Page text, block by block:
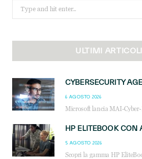
Search
for:
ULTIMI ARTICOLI
6 AGOSTO 2026
5 AGOSTO 2026